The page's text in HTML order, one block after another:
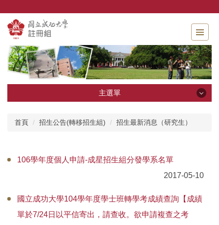
主
要
內
容
區
主選單
相關法規
線上服務分眾入口
首頁 招生公告(轉移招生組) 招生最新消息（研究生）
106學年度個人申請-成星招生組分發學系名單
2017-05-10
國立成功大學104學年度學士班轉學考成績查詢【成績
單於7/24日以平信寄出，請查收。欲申請複查之考